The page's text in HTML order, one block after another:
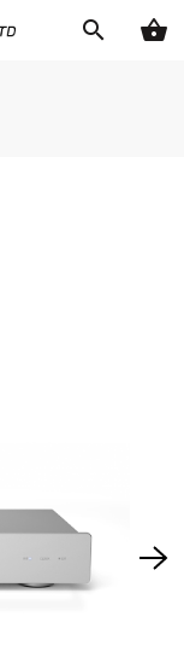
search shopping_basket